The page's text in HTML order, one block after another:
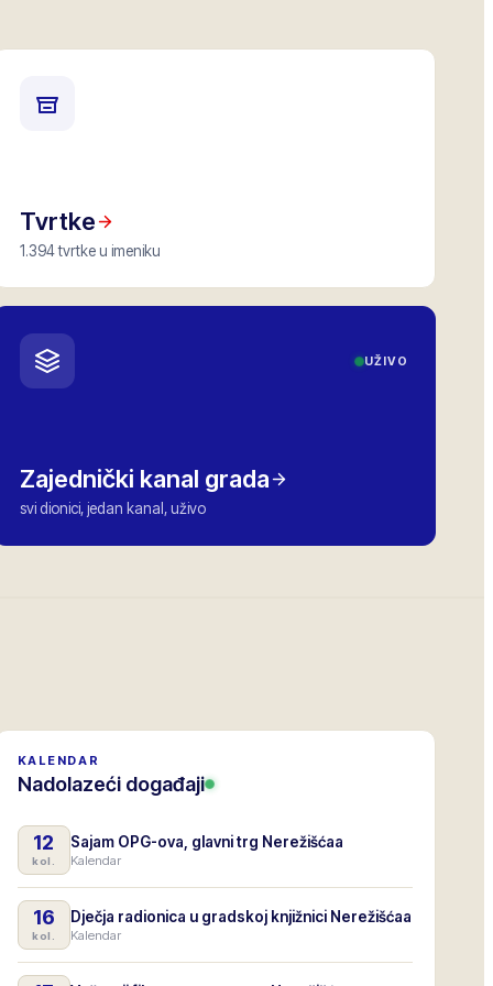
Tvrtke
1.394 tvrtke u imeniku
UŽIVO
Zajednički kanal grada
svi dionici, jedan kanal, uživo
KALENDAR
Nadolazeći događaji
12
kol.
Sajam OPG-ova, glavni trg Nerežišćaa
Kalendar
16
kol.
Dječja radionica u gradskoj knjižnici Nerežišćaa
Kalendar